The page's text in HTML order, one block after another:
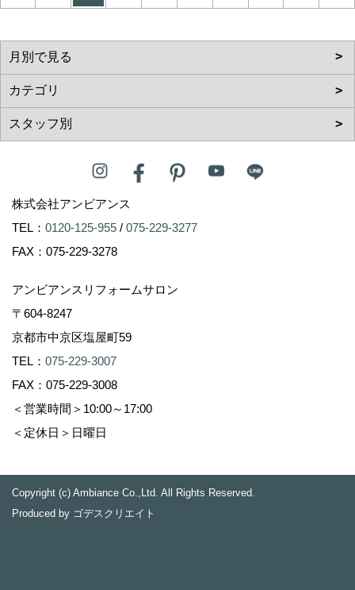
株式会社アンビアンス
TEL： 0120-125-955 / 075-229-3277
FAX：075-229-3278
アンビアンスリフォームサロン
〒604-8247
京都市中京区塩屋町59
TEL： 075-229-3007
FAX：075-229-3008
＜営業時間＞10:00～17:00
＜定休日＞日曜日
Copyright (c) Ambiance Co.,Ltd. All Rights Reserved.
Produced by ゴデスクリエイト